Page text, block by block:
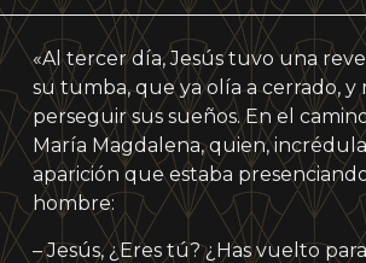
«Al tercer día, Jesús tuvo una
su tumba, que ya olía a cerrado, y
perseguir sus sueños. En el
María Magdalena, quien,
aparición que estaba
hombre:
– Jesús, ¿Eres tú? ¿Has vuelto